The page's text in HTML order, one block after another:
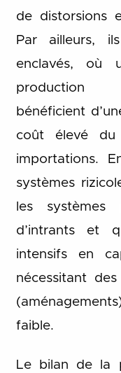
de distorsions
Par ailleurs,
enclavés, où
production
bénéficient
coût élevé
importations.
systèmes
les
d’intrants et
intensifs en
nécessitant
faible.
Le bilan de la